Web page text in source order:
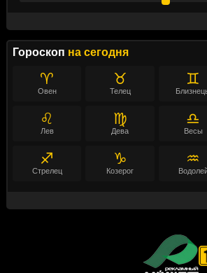
Гороскоп на сегодня
♈
Овен
♉
Телец
♊
♌
Лев
♍
Дева
♎
Весы
♐
Стрелец
♑
Козерог
♒